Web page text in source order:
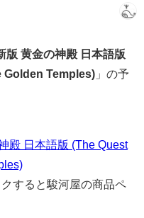
版 黄金の神殿 日本語版
Golden Temples) 」の予
殿 日本語版 (The Quest
すると駿河屋の商品ペ